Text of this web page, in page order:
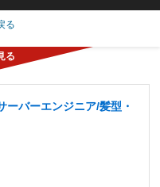
る
ーバーエンジニア/髪型・